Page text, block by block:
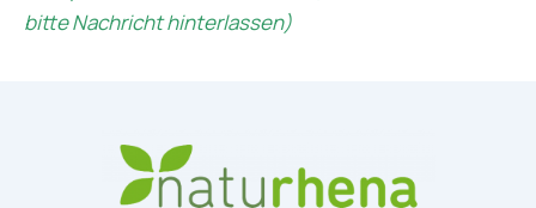
bitte Nachricht hinterlassen)